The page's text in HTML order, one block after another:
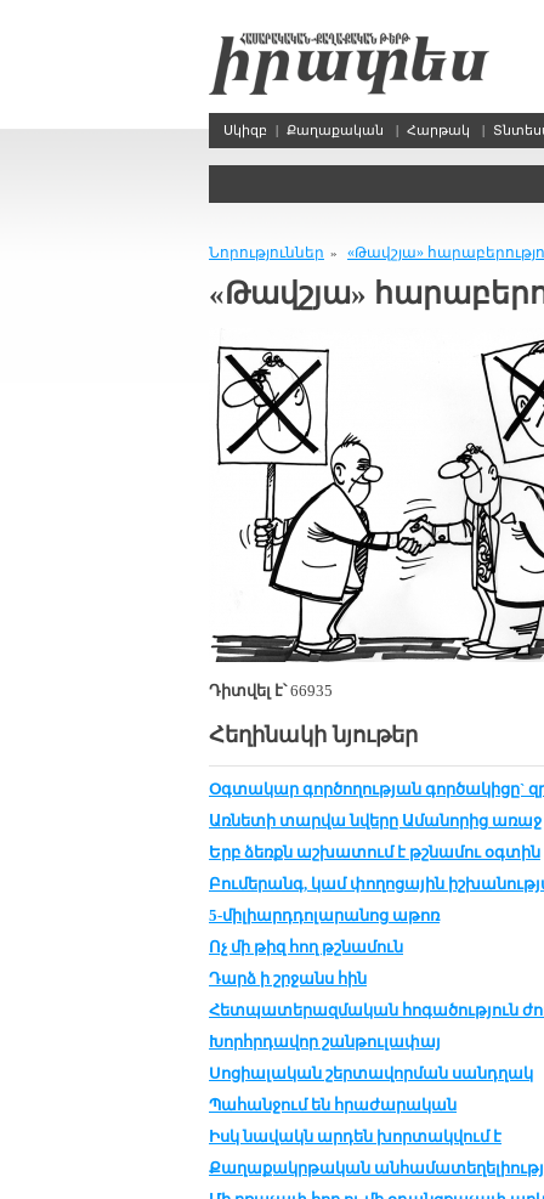
Սկիզբ | Քաղաքական | Հարթակ |
Նորություններ » «Թավշյա»
«Թավշյա»
Դիտվել է՝66935
Հեղինակի նյութեր
Օգտակար գործողության գործակիցը`
Առնե­տի տար­վա նվե­րը Ա­մա­նո­րից ա­ռաջ
Երբ ձեռքն աշ­խա­տում է թշ­նա­մու օգ­տին
Բու­մե­րանգ, կամ փո­ղո­ցա­յին
5-մի­լիարդ­դո­լա­րա­նոց ա­թոռ
Ոչ մի թիզ հող թշ­նա­մուն
Դարձ ի շր­ջանս հին
Հետ­պա­տե­րազ­մա­կան հո­գա­ծու­թ­յուն
Խորհր­դա­վոր շան­թու­լա­փայ
Սո­ցիա­լա­կան շեր­տա­վոր­ման սանդ­ղակ
Պա­հան­ջում են հրա­ժա­րա­կան
Իսկ նավակն արդեն խորտակվում է
Քա­ղա­քակր­թա­կան